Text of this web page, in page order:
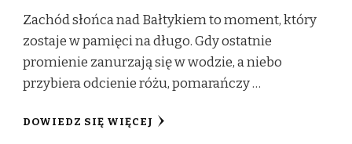
Zachód słońca nad Bałtykiem to moment, który
zostaje w pamięci na długo. Gdy ostatnie
promienie zanurzają się w wodzie, a niebo
przybiera odcienie różu, pomarańczy …
DOWIEDZ SIĘ WIĘCEJ